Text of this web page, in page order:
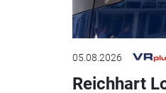
05.08.2026
Reichhart